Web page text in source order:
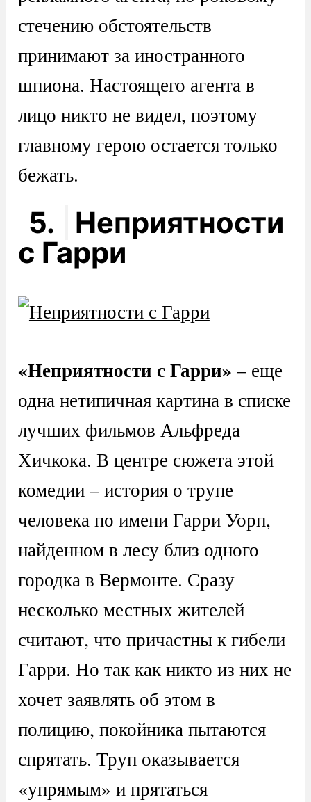
стечению обстоятельств
принимают за иностранного
шпиона. Настоящего агента в
лицо никто не видел, поэтому
главному герою остается только
бежать.
5.
Неприятности
с Гарри
«Неприятности с Гарри» – еще
одна нетипичная картина в списке
лучших фильмов Альфреда
Хичкока. В центре сюжета этой
комедии – история о трупе
человека по имени Гарри Уорп,
найденном в лесу близ одного
городка в Вермонте. Сразу
несколько местных жителей
считают, что причастны к гибели
Гарри. Но так как никто из них не
хочет заявлять об этом в
полицию, покойника пытаются
спрятать. Труп оказывается
«упрямым» и прятаться